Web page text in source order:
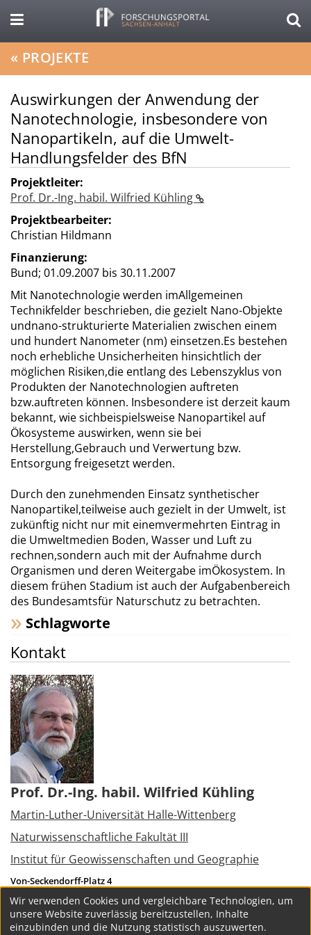
« PROJEKTE
Auswirkungen der Anwendung der
Nanotechnologie, insbesondere von
Nanopartikeln, auf die Umwelt-
Handlungsfelder des BfN
Projektleiter:
Prof. Dr.-Ing. habil. Wilfried Kühling
Projektbearbeiter:
Christian Hildmann
Finanzierung:
Bund; 01.09.2007 bis 30.11.2007
Mit Nanotechnologie werden imAllgemeinen
Technikfelder beschrieben, die gezielt Nano-Objekte
undnano-strukturierte Materialien zwischen einem
und hundert Nanometer (nm) einsetzen.Es bestehen
noch erhebliche Unsicherheiten hinsichtlich der
möglichen Risiken,die entlang des Lebenszyklus von
Produkten der Nanotechnologien auftreten
bzw.auftreten können. Insbesondere ist derzeit kaum
bekannt, wie sichbeispielsweise Nanopartikel auf
Ökosysteme auswirken, wenn sie bei
Herstellung,Gebrauch und Verwertung bzw.
Entsorgung freigesetzt werden.
Durch den zunehmenden Einsatz synthetischer
Nanopartikel,teilweise auch gezielt in der Umwelt, ist
zukünftig nicht nur mit einemvermehrten Eintrag in
die Umweltmedien Boden, Wasser und Luft zu
rechnen,sondern auch mit der Aufnahme durch
Organismen und deren Weitergabe imÖkosystem. In
diesem frühen Stadium ist auch der Aufgabenbereich
des Bundesamtsfür Naturschutz zu betrachten.
Schlagworte
Kontakt
Prof. Dr.-Ing. habil. Wilfried Kühling
Martin-Luther-Universität Halle-Wittenberg
Naturwissenschaftliche Fakultät III
Institut für Geowissenschaften und Geographie
Von-Seckendorff-Platz 4
06120
Halle (Saale)
Tel.:
+49 345 5526043
wilfried.kuehling(at)geo.uni-halle.de
Wir verwenden Cookies und vergleichbare Technologien, um
unsere Website zuverlässig bereitzustellen, Inhalte
einzubinden und die Nutzung statistisch auszuwerten.